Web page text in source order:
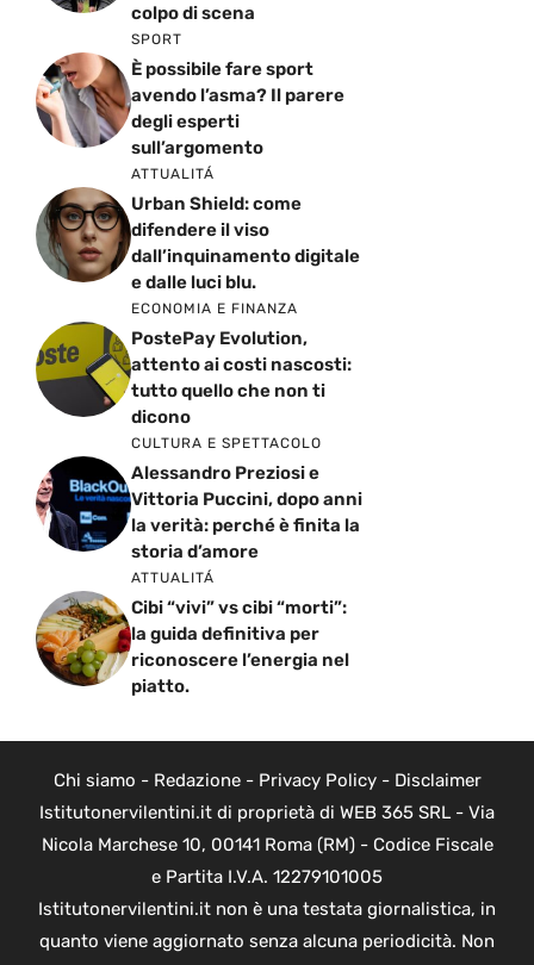
colpo di scena
SPORT
È possibile fare sport
avendo l’asma? Il parere
degli esperti
sull’argomento
ATTUALITÁ
Urban Shield: come
difendere il viso
dall’inquinamento digitale
e dalle luci blu.
ECONOMIA E FINANZA
PostePay Evolution,
attento ai costi nascosti:
tutto quello che non ti
dicono
CULTURA E SPETTACOLO
Alessandro Preziosi e
Vittoria Puccini, dopo anni
la verità: perché è finita la
storia d’amore
ATTUALITÁ
Cibi “vivi” vs cibi “morti”:
la guida definitiva per
riconoscere l’energia nel
piatto.
Chi siamo - Redazione- Privacy Policy- Disclaimer
Istitutonervilentini.it di proprietà di WEB 365 SRL - Via
Nicola Marchese 10, 00141 Roma (RM) - Codice Fiscale
e Partita I.V.A. 12279101005
Istitutonervilentini.it non è una testata giornalistica, in
quanto viene aggiornato senza alcuna periodicità. Non